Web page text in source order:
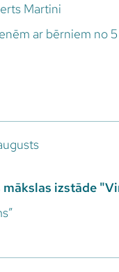
Martini
ar bērniem no
izstāde